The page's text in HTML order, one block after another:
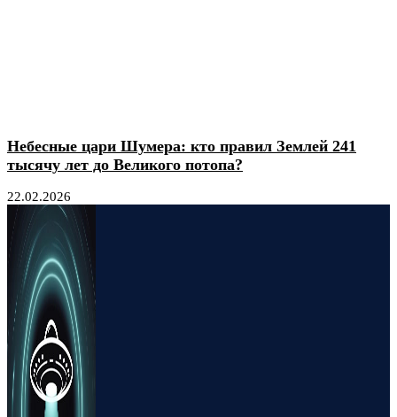
Небесные цари Шумера: кто правил Землей 241
тысячу лет до Великого потопа?
22.02.2026